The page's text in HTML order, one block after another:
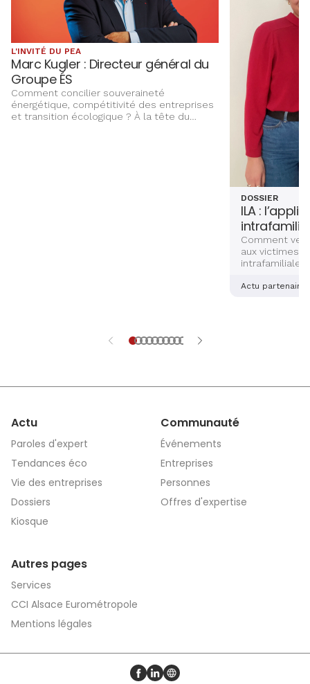
L'INVITÉ DU PEA
Marc Kugler : Directeur général du
Groupe ÉS
Comment concilier souveraineté
énergétique, compétitivité des entreprises
et transition écologique ? À la tête du
DOSSIER
ILA :
Comment
aux victimes
alsaciennes
Actu partenaire
Actu
Paroles d'expert
Tendances éco
Vie des entreprises
Dossiers
Kiosque
Communauté
Événements
Entreprises
Personnes
Offres d'expertise
Autres pages
Services
CCI Alsace Eurométropole
Mentions légales
Profil Facebook
Profil LinkedIn
Site web